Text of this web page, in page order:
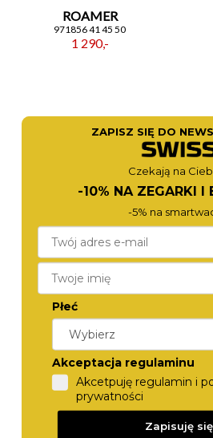
ROAMER
971856 41 45 50
1 290,-
CITIZEN
980,-
ZAPISZ SIĘ DO
Czekają na
-10% NA ZEGARKI I
-5% na
Płeć
Akceptacja regulaminu
Akcetpuję regulamin i
prywatności
Zapisuję się